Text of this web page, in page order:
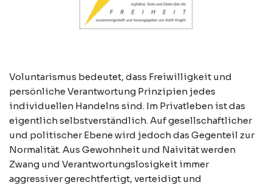
Voluntarismus bedeutet, dass Freiwilligkeit und
persönliche Verantwortung Prinzipien jedes
individuellen Handelns sind. Im Privatleben ist das
eigentlich selbstverständlich. Auf gesellschaftlicher
und politischer Ebene wird jedoch das Gegenteil zur
Normalität. Aus Gewohnheit und Naivität werden
Zwang und Verantwortungslosigkeit immer
aggressiver gerechtfertigt, verteidigt und